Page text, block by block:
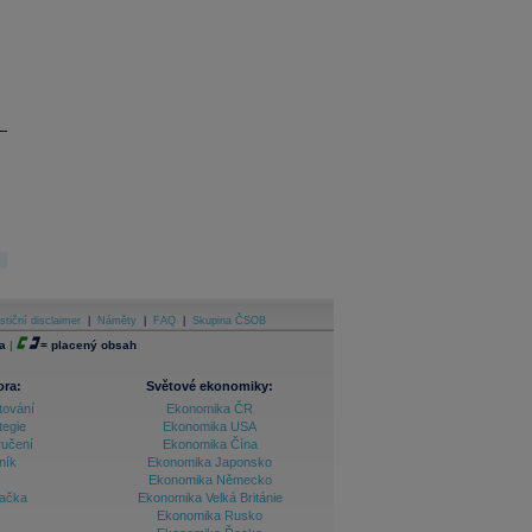
disclaimer Náměty FAQ Skupina ČSOB
| = placený obsah
Světové ekonomiky:
Ekonomika ČR
Ekonomika USA
Ekonomika Čína
Ekonomika Japonsko
Ekonomika Německo
Ekonomika Velká Británie
Ekonomika Rusko